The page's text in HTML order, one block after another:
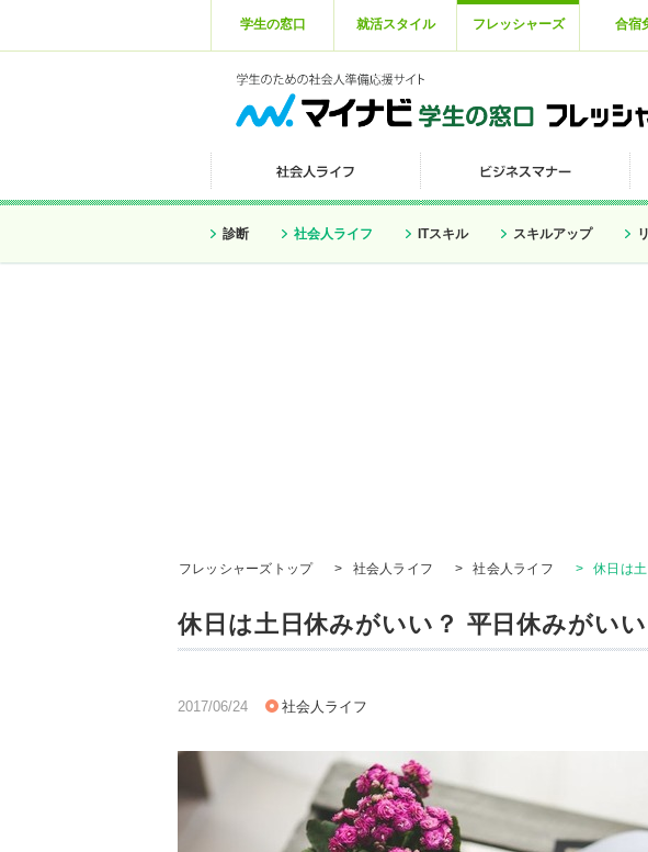
学生の窓口 就活スタイル フレッシャーズ 合宿
診断 社会人ライフ ITスキル スキルアップ
フレッシャーズトップ > 社会人ライフ > 社会人ライフ > 休日は
休日は土日休みがいい？ 平日休みがい
2017/06/24 社会人ライフ